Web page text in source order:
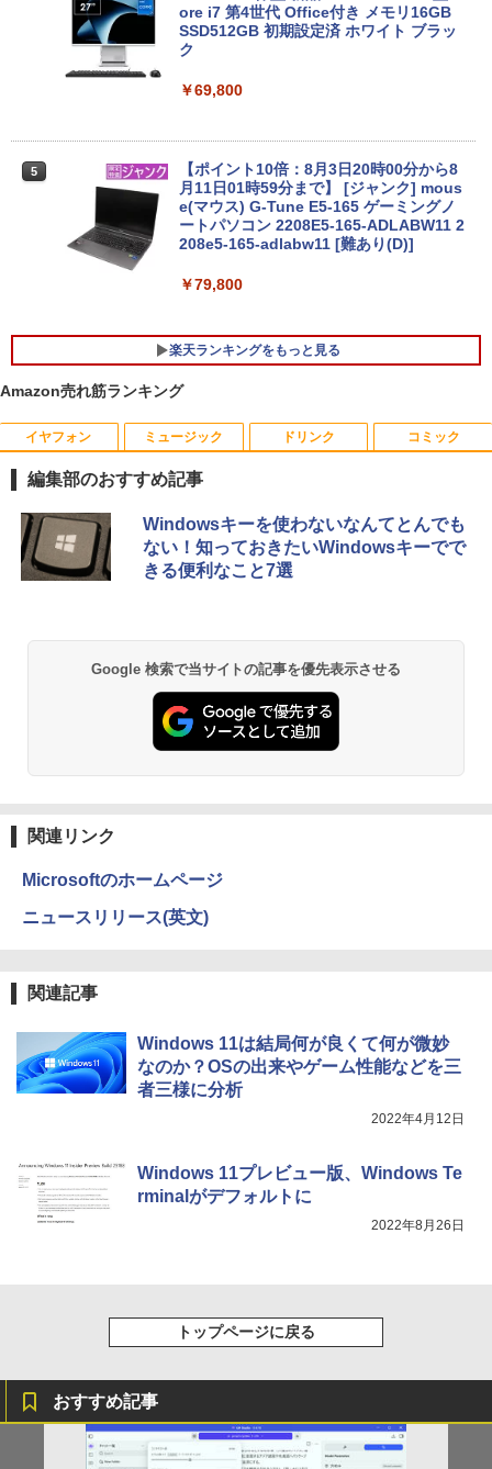
き｜15.6型 テンキー付き｜ノートパソコ
ンWindows11 第8世代｜ノートパソコン
｜パソコン｜PC｜中古PC
￥29,800
5
【エントリーでポイント10倍】 【Cラン
ク 訳あり】中古 ノートパソコン VAIO Pr
o PK 第10世代 Core i5 1035G1 メモリ1
6GB SSD 256GB Windows11 Pro 14イ
ンチ フルHD FHDカメラ 顔認証 Wi-Fi6
ore i7 第4世代 Office付き メモリ16GB
SSD512GB 初期設定済 ホワイト ブラッ
ク
￥69,800
5
【ポイント10倍：8月3日20時00分から8
月11日01時59分まで】 [ジャンク] mous
e(マウス) G-Tune E5-165 ゲーミングノ
ートパソコン 2208E5-165-ADLABW11 2
208e5-165-adlabw11 [難あり(D)]
￥79,800
楽天ランキングをもっと見る
1
ec訳あり☆PHILIPS 223V5L HDMI接続
できます
（1920x1080） HDMI指定可 ノングレア
EIZO IIYAMA 三菱 富士通 NEC IO-DATA
Dell HP PHILIPS等 液晶ディスプレイ
【中古】
￥4,480
光沢 1000:1 高コントラスト 超軽量 600
g スピーカー内蔵 Type-C/HDMI 接続 PS
5/Switch/PC/スマホ対応
4
バイルモニター 15.6インチ ポータブルモ
ニター モバイルディスプレイ 1920×108
0 フルHD IPSパネル 非光沢 HDR スピー
カー内蔵 保護カバー付き 軽量 薄型 Type
-C ミニHDMI 在宅 テレワーク simplus
￥11,699
ニター 1ms応答 pcモニター パソコン モ
ニター 非光沢 スピーカー内蔵 HDR/Free
1
あなたが誰かを殺した （講談社文庫） [
東野 圭吾 ]
￥1,760
に魔術を極めます（24） 【電子書籍】[
4
地球の歩き方 スター・ウォーズ [ 地球
5
中小企業診断士2次試験 ふぞろいな合格
答案 エピソード19（2026年版） [ ふぞ
Amazon売れ筋ランキング
イヤフォン
Anker Soundcore P40i オフホワイト
￥7,990
￥5,990
【2026年アップグレード版】AOKIMI ワイヤ
学/WEB会議(ホワイト)
￥1,964
レスイヤホン Bluetooth 5.4 ノイズキャンセ
リング ANC 36時間再生
ミュージック
BRUCE WAYNE feat. Flo Milli, ATL Jacob
[Explicit]
￥250
[Explicit]
￥250
On My Road (Stadium ver.)
On My Road (Stadium ver.)
ドリンク
【Amazon.co.jp限定】 い・ろ・は・す 2L P
ET ラベルレス ×8本
￥1,112
富士山の天然水 バナジウム含有 水 ミネラル
ウォーター ペットボトル 静岡県産 500ミリリ
ットル (Smart Basic)
￥1,380
￥1,625
【Amazon.co.jp限定】 伊藤園 磨かれて、澄
みきった日本の水 2L 8本 ラベルレス [ ケース
] [ 水 ] [ ペットボトル ] [ 箱買い ] [ ストック
￥998
コミック
薬屋のひとりごと 17巻 (デジタル版ビッグガ
ンガンコミックス)
￥770
エース)
￥832
HUNTER×HUNTER モノクロ版 39 (ジャンプ
スーパーの裏でヤニ吸うふたり 9巻 (デジタル
版ビッグガンガンコミックス)
編集部のおすすめ記事
Windowsキーを使わないなんてとんでも
ない！知っておきたいWindowsキーでで
きる便利なこと7選
Google 検索で当サイトの記事を優先表示させる
関連リンク
Microsoftのホームページ
ニュースリリース(英文)
関連記事
Windows 11は結局何が良くて何が微妙
なのか？OSの出来やゲーム性能などを三
者三様に分析
2022年4月12日
Windows 11プレビュー版、Windows Te
rminalがデフォルトに
2022年8月26日
トップページに戻る
おすすめ記事